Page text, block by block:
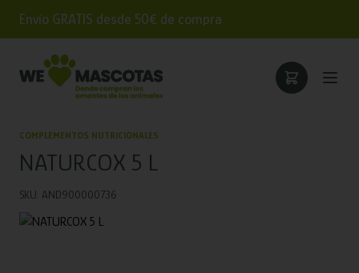
Envío GRATIS desde 50€ de compra
COMPLEMENTOS NUTRICIONALES
NATURCOX 5 L
SKU: AND900000736